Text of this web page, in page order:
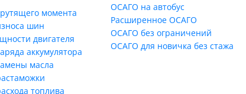
момента
шин
двигателя
аккумулятора
масла
топлива
ОСАГО на автобус
Расширенное ОСАГО
ОСАГО без ограничений
ОСАГО для новичка без стажа